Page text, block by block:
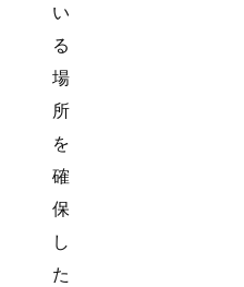
い
る
場
所
を
確
保
し
た